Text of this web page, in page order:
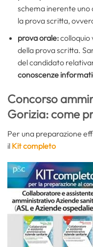
schema inerente uno
la prova scritta,
prova orale:
della prova scritta.
del candidato
conoscenze
Concorso
Gorizia: come
Per una preparazione
il Kit completo